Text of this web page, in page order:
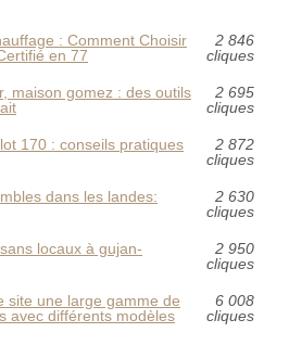
: Comment Choisir
en 77
2 846
cliques
maison gomez : des outils
2 695
cliques
170 : conseils pratiques
2 872
cliques
dans les landes:
2 630
cliques
locaux à gujan-
2 950
cliques
site une large gamme de
avec différents modèles
6 008
cliques